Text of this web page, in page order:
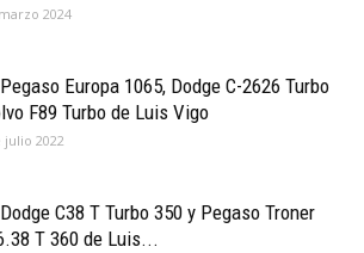
2024
Europa 1065, Dodge C-2626 Turbo
F89 Turbo de Luis Vigo
julio 2022
C38 T Turbo 350 y Pegaso Troner
T 360 de Luis...